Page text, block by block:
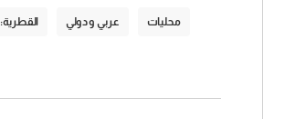
محليات عربي و دولي القطرية: